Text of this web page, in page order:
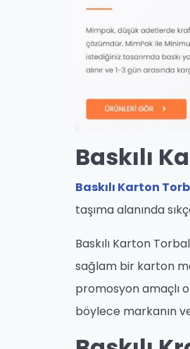
Baskılı
Baskılı Karton
taşıma alanında
Baskılı Karton
sağlam bir karton
promosyon amaçlı
böylece markanın